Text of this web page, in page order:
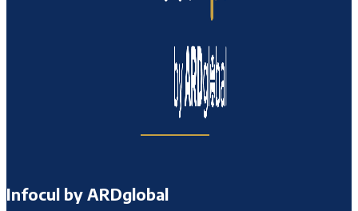
Infocul by ARDglobal